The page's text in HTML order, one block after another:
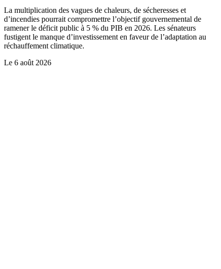
La multiplication des vagues de chaleurs, de sécheresses et
d’incendies pourrait compromettre l’objectif gouvernemental de
ramener le déficit public à 5 % du PIB en 2026. Les sénateurs
fustigent le manque d’investissement en faveur de l’adaptation au
réchauffement climatique.
Le 6 août 2026